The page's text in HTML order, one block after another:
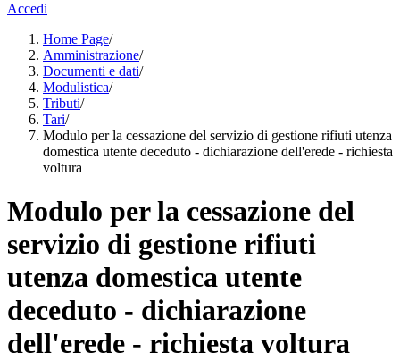
Accedi
Home Page/
Amministrazione/
Documenti e dati/
Modulistica/
Tributi/
Tari/
Modulo per la cessazione del servizio di gestione rifiuti utenza
domestica utente deceduto - dichiarazione dell'erede - richiesta
voltura
Modulo per la cessazione del
servizio di gestione rifiuti
utenza domestica utente
deceduto - dichiarazione
dell'erede - richiesta voltura